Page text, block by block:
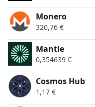
Monero
320,76 €
Mantle
0,354639 €
Cosmos Hub
1,17 €